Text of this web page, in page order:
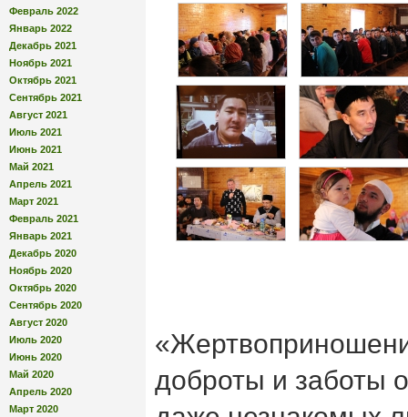
Февраль 2022
Январь 2022
Декабрь 2021
Ноябрь 2021
Октябрь 2021
Сентябрь 2021
Август 2021
Июль 2021
Июнь 2021
Май 2021
Апрель 2021
Март 2021
Февраль 2021
Январь 2021
Декабрь 2020
Ноябрь 2020
Октябрь 2020
Сентябрь 2020
Август 2020
Июль 2020
Июнь 2020
Май 2020
Апрель 2020
Март 2020
доброты и заботы